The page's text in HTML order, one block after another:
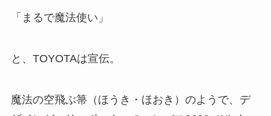
「まるで魔法使い」
と、TOYOTAは宣伝。
魔法の空飛ぶ箒（ほうき・ほおき）のようで、デ